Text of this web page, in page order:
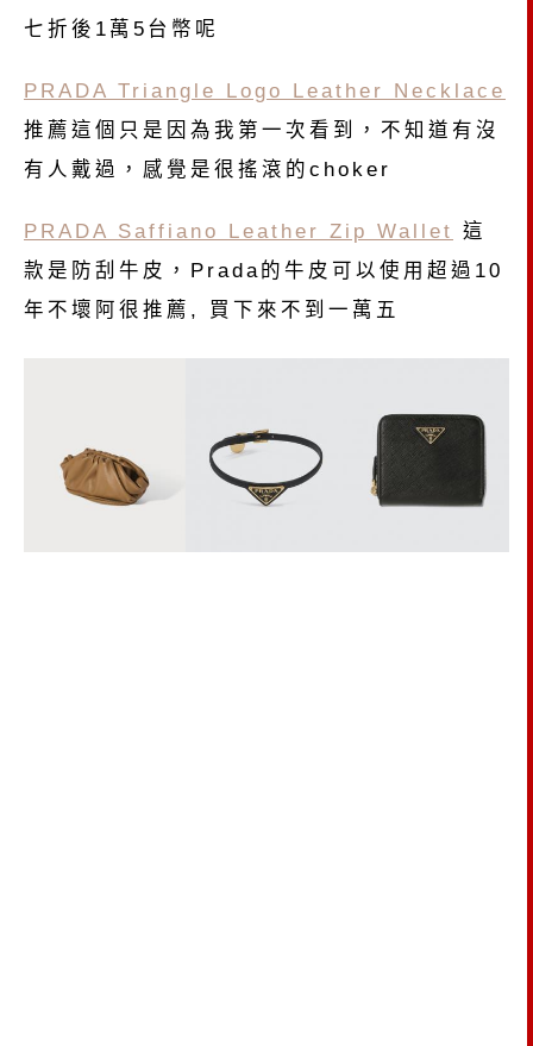
七折後1萬5台幣呢
PRADA Triangle Logo Leather Necklace
推薦這個只是因為我第一次看到，不知道有沒
有人戴過，感覺是很搖滾的choker
PRADA Saffiano Leather Zip Wallet
這
款是防刮牛皮，Prada的牛皮可以使用超過10
年不壞阿很推薦, 買下來不到一萬五